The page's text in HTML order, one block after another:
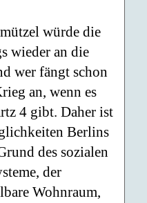
würde die
wieder an die
wer fängt schon
an, wenn es
4 gibt. Daher ist
Berlins
des sozialen
der
Wohnraum,